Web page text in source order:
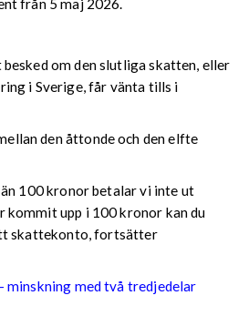
från 5 maj 2026.
om den slutliga skatten, eller
i Sverige, får vänta tills i
den åttonde och den elfte
100 kronor betalar vi inte ut
kommit upp i 100 kronor kan du
skattekonto, fortsätter
minskning med två tredjedelar